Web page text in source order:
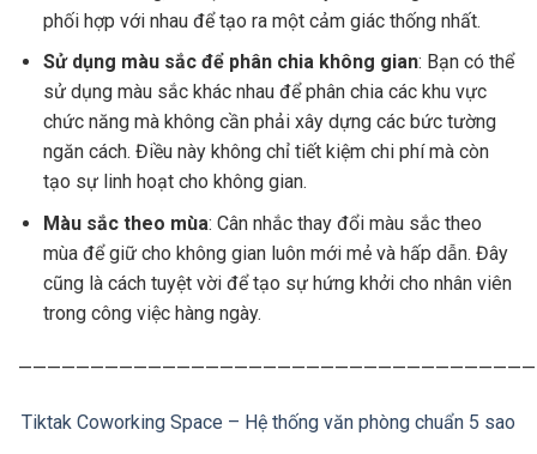
phối hợp với nhau để tạo ra một cảm giác thống nhất.
Sử dụng màu sắc để phân chia không gian: Bạn có thể
sử dụng màu sắc khác nhau để phân chia các khu vực
chức năng mà không cần phải xây dựng các bức tường
ngăn cách. Điều này không chỉ tiết kiệm chi phí mà còn
tạo sự linh hoạt cho không gian.
Màu sắc theo mùa: Cân nhắc thay đổi màu sắc theo
mùa để giữ cho không gian luôn mới mẻ và hấp dẫn. Đây
cũng là cách tuyệt vời để tạo sự hứng khởi cho nhân viên
trong công việc hàng ngày.
Tiktak Coworking Space – Hệ thống văn phòng chuẩn 5 sao